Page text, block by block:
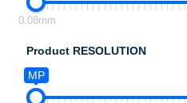
0.08mm
Product RESOLUTION
MP